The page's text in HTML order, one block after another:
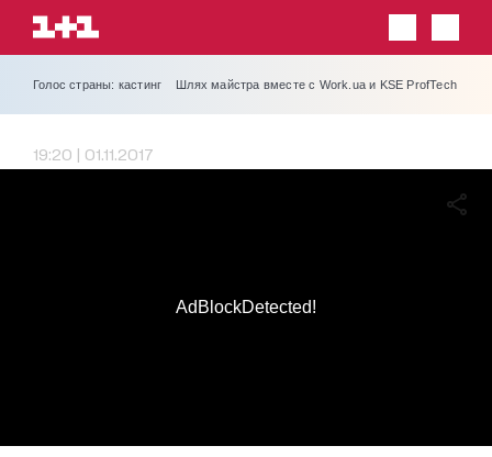
Голос страны: кастинг Шлях майстра вместе с Work.ua и KSE ProfTech
19:20 | 01.11.2017
AdBlockDetected!